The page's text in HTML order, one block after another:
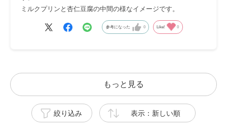
ミルクプリンと杏仁豆腐の中間の様なイメージです。
参考になった 0 Like! 0
もっと見る
絞り込み 表示：新しい順